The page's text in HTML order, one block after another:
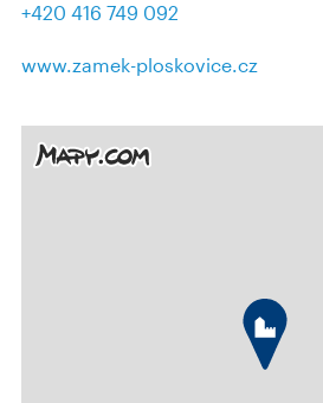
+420 416 749 092
www.zamek-ploskovice.cz